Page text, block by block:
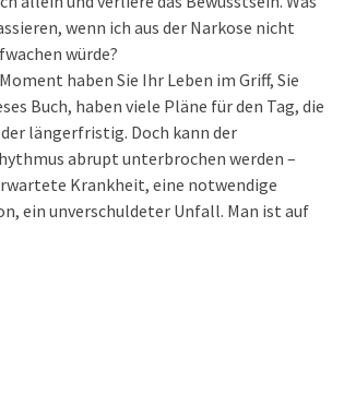
wenn ich aus der Narkose nicht
würde?
haben Sie Ihr Leben im Griff, Sie
Buch, haben viele Pläne für den Tag, die
längerfristig. Doch kann der
abrupt unterbrochen werden –
Krankheit, eine notwendige
ein unverschuldeter Unfall. Man ist auf